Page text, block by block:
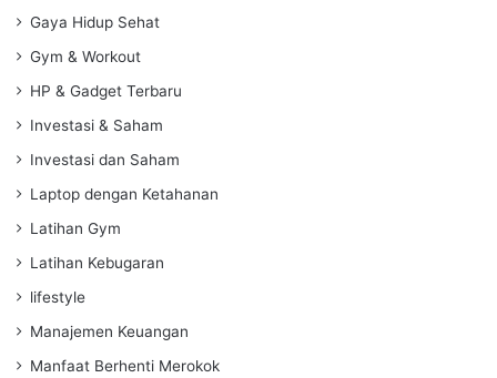
Gaya Hidup Sehat
Gym & Workout
HP & Gadget Terbaru
Investasi & Saham
Investasi dan Saham
Laptop dengan Ketahanan
Latihan Gym
Latihan Kebugaran
lifestyle
Manajemen Keuangan
Manfaat Berhenti Merokok